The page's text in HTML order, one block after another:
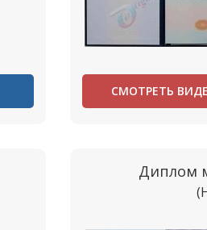
СМОТРЕТЬ
Диплом